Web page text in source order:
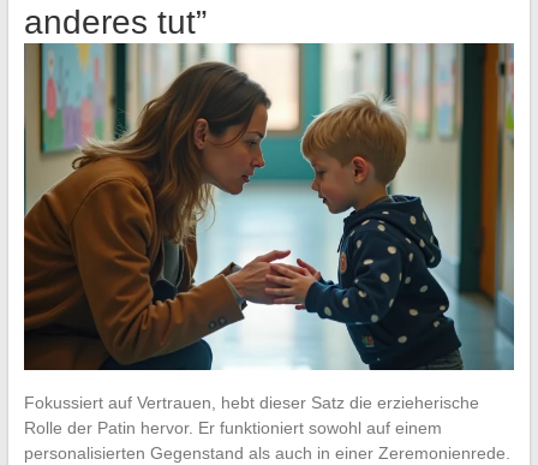
anderes tut”
Fokussiert auf Vertrauen, hebt dieser Satz die erzieherische
Rolle der Patin hervor. Er funktioniert sowohl auf einem
personalisierten Gegenstand als auch in einer Zeremonienrede.